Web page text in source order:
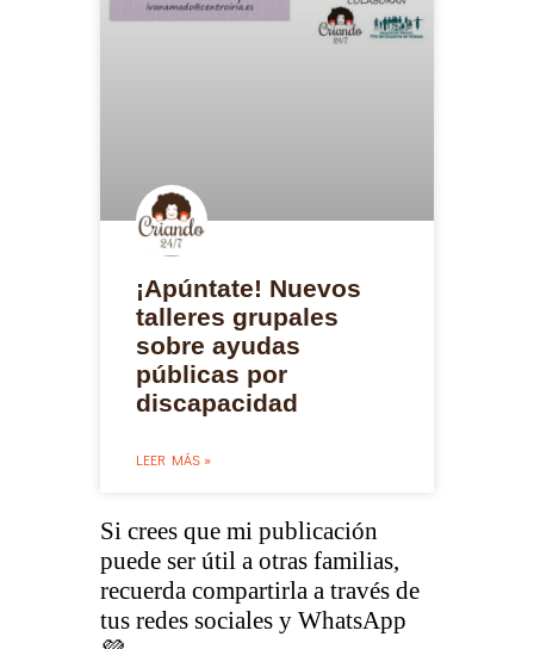
¡Apúntate! Nuevos
talleres grupales
sobre ayudas
públicas por
discapacidad
LEER MÁS »
Si crees que mi publicación
puede ser útil a otras familias,
recuerda compartirla a través de
tus redes sociales y WhatsApp